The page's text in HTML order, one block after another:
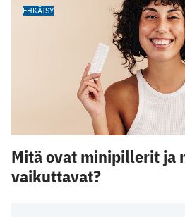
EHKÄISY
Mitä ovat minipillerit ja
vaikuttavat?